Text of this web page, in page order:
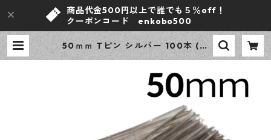
商品代金500円以上で誰でも５％off！
クーポンコード enkobo500
50ｍｍ Tピン シルバー 100本 (線
径0.7ｍｍ) ニッケルフリー 基礎パ
房】 | ｅｎ工房